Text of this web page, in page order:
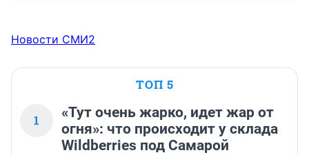
Новости СМИ2
ТОП 5
1
«Тут очень жарко, идет жар от
огня»: что происходит у склада
Wildberries под Самарой